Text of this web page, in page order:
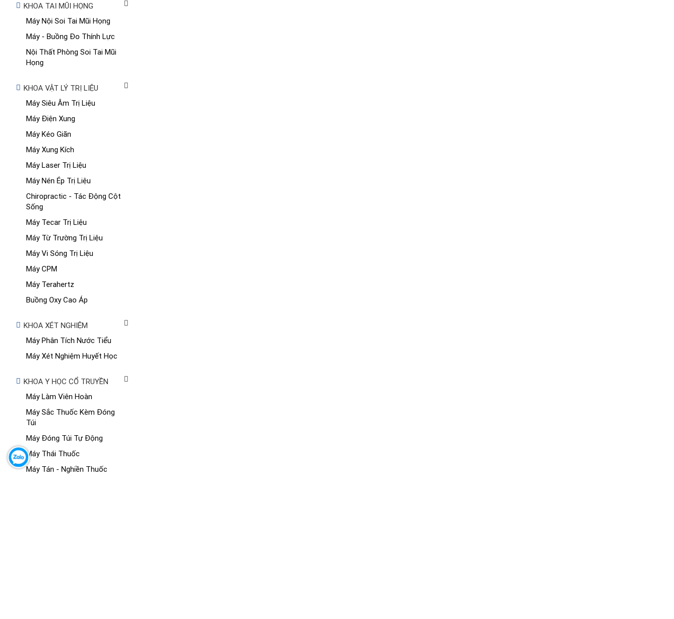
KHOA TAI MŨI HỌNG
Máy Nội Soi Tai Mũi Họng
Máy - Buồng Đo Thính Lực
Nội Thất Phòng Soi Tai Mũi
Họng
KHOA VẬT LÝ TRỊ LIỆU
Máy Siêu Âm Trị Liệu
Máy Điện Xung
Máy Kéo Giãn
Máy Xung Kích
Máy Laser Trị Liệu
Máy Nén Ép Trị Liệu
Chiropractic - Tác Động Cột
Sống
Máy Tecar Trị Liệu
Máy Từ Trường Trị Liệu
Máy Vi Sóng Trị Liệu
Máy CPM
Máy Terahertz
Buồng Oxy Cao Áp
KHOA XÉT NGHIỆM
Máy Phân Tích Nước Tiểu
Máy Xét Nghiệm Huyết Học
KHOA Y HỌC CỔ TRUYỀN
Máy Làm Viên Hoàn
Máy Sắc Thuốc Kèm Đóng
Túi
Máy Đóng Túi Tự Động
Máy Thái Thuốc
Máy Tán - Nghiền Thuốc